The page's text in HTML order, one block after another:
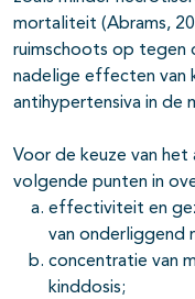
mortaliteit (Abrams,
ruimschoots op tegen
nadelige effecten van
antihypertensiva in de
Voor de keuze van
volgende punten in
effectiviteit en
van onderliggend
concentratie van
kinddosis;